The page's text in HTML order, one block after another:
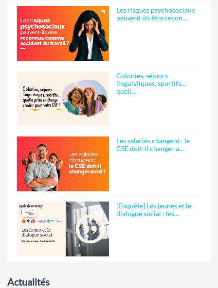
Les risques psychosociaux
peuvent-ils être recon…
Colonies, séjours
linguistiques, sportifs…
quell…
Les salariés changent : le
CSE doit-il changer a…
[Enquête] Les jeunes et le
dialogue social : les…
Actualités